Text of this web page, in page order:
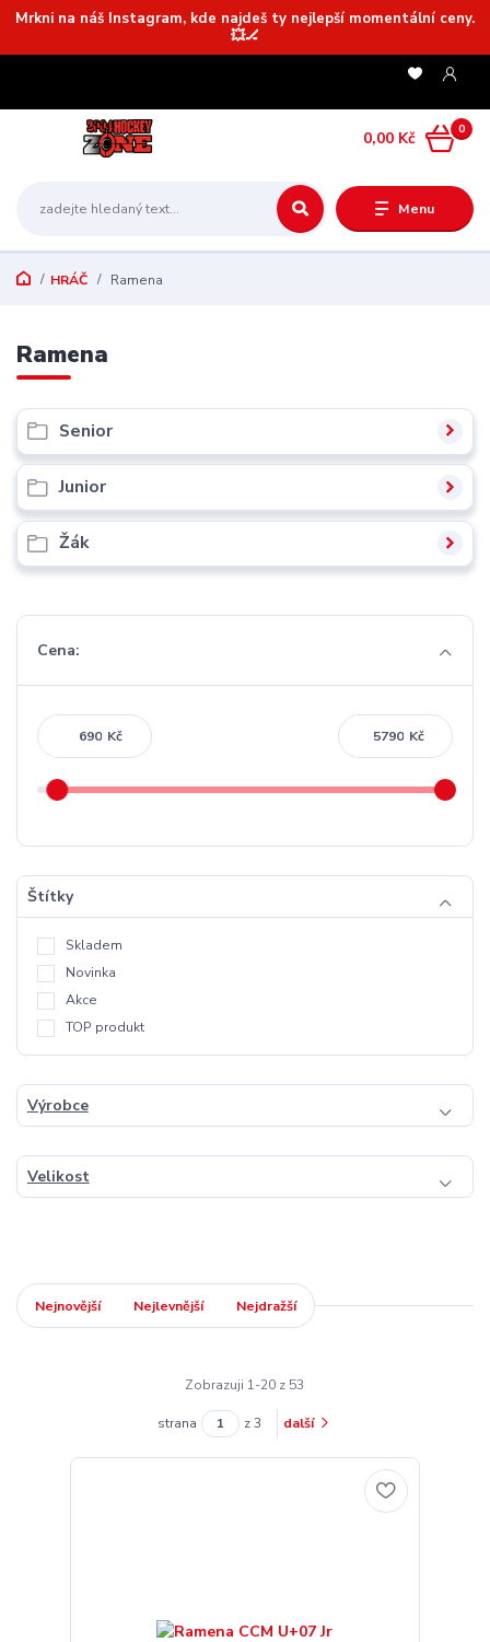
Mrkni na náš Instagram, kde najdeš ty nejlepší momentální ceny.
💥🏒
Menu
0
0,00 Kč
HRÁČ Ramena
Ramena
Senior
Junior
Žák
Cena:
Kč Kč
Štítky
Skladem
Novinka
Akce
TOP produkt
Výrobce
Velikost
Nejnovější Nejlevnější Nejdražší
Zobrazuji 1-20 z 53
strana z 3 další